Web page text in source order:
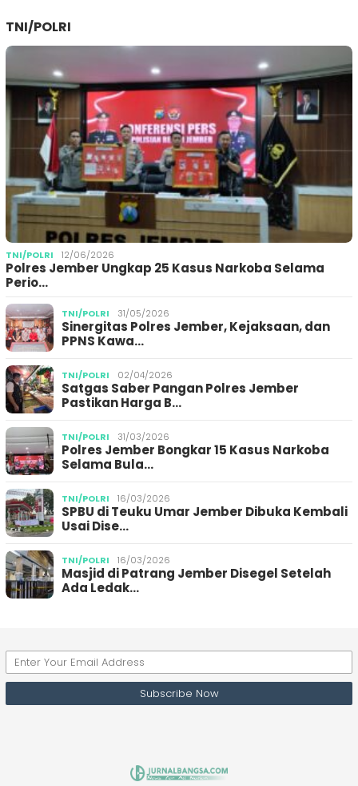
TNI/POLRI
TNI/POLRI 12/06/2026
Polres Jember Ungkap 25 Kasus Narkoba Selama
Perio…
TNI/POLRI 31/05/2026
Sinergitas Polres Jember, Kejaksaan, dan
PPNS Kawa…
TNI/POLRI 02/04/2026
Satgas Saber Pangan Polres Jember
Pastikan Harga B…
TNI/POLRI 31/03/2026
Polres Jember Bongkar 15 Kasus Narkoba
Selama Bula…
TNI/POLRI 16/03/2026
SPBU di Teuku Umar Jember Dibuka Kembali
Usai Dise…
TNI/POLRI 16/03/2026
Masjid di Patrang Jember Disegel Setelah
Ada Ledak…